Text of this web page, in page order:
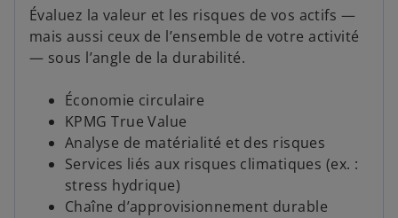
Évaluez la valeur et les risques de vos actifs —
mais aussi ceux de l’ensemble de votre activité
— sous l’angle de la durabilité.
Économie circulaire
KPMG True Value
Analyse de matérialité et des risques
Services liés aux risques climatiques (ex. :
stress hydrique)
Chaîne d’approvisionnement durable